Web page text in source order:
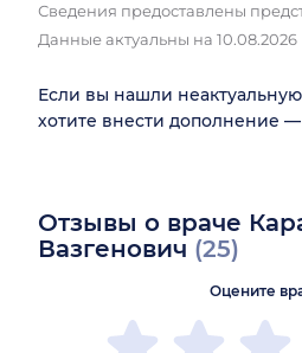
Сведения предоставлены
Данные актуальны на 10.08.2026
Если вы нашли
хотите внести дополнение —
Отзывы о враче
Вазгенович (25)
Оцените